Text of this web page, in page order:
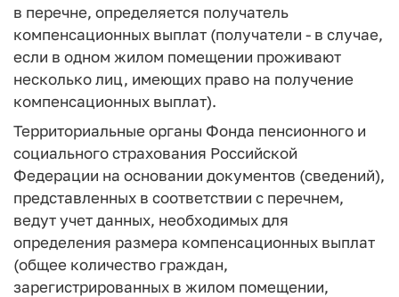
в перечне, определяется получатель
компенсационных выплат (получатели - в случае,
если в одном жилом помещении проживают
несколько лиц, имеющих право на получение
компенсационных выплат).
Территориальные органы Фонда пенсионного и
социального страхования Российской
Федерации на основании документов (сведений),
представленных в соответствии с перечнем,
ведут учет данных, необходимых для
определения размера компенсационных выплат
(общее количество граждан,
зарегистрированных в жилом помещении,